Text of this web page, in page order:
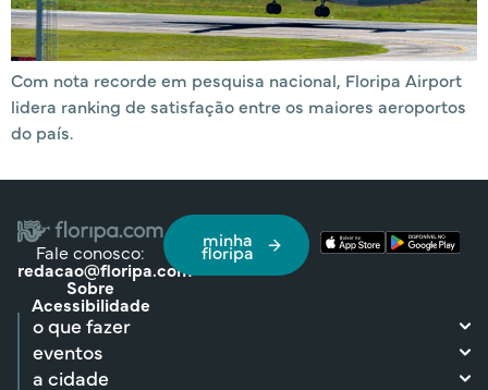
Com nota recorde em pesquisa nacional, Floripa Airport
lidera ranking de satisfação entre os maiores aeroportos
do país.
Fale conosco:
redacao@floripa.com
Sobre
Acessibilidade
minha
floripa
o que fazer
eventos
a cidade